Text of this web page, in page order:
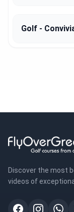
Golf -
Discover the most
videos of